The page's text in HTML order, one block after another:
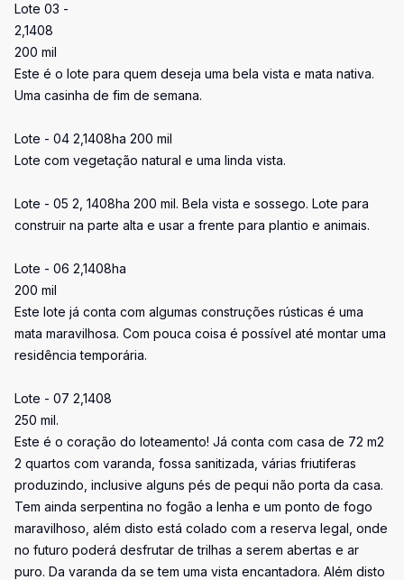
Lote 03 -
2,1408
200 mil
Este é o lote para quem deseja uma bela vista e mata nativa.
Uma casinha de fim de semana.
Lote - 04 2,1408ha 200 mil
Lote com vegetação natural e uma linda vista.
Lote - 05 2, 1408ha 200 mil. Bela vista e sossego. Lote para
construir na parte alta e usar a frente para plantio e animais.
Lote - 06 2,1408ha
200 mil
Este lote já conta com algumas construções rústicas é uma
mata maravilhosa. Com pouca coisa é possível até montar uma
residência temporária.
Lote - 07 2,1408
250 mil.
Este é o coração do loteamento! Já conta com casa de 72 m2
2 quartos com varanda, fossa sanitizada, várias friutiferas
produzindo, inclusive alguns pés de pequi não porta da casa.
Tem ainda serpentina no fogão a lenha e um ponto de fogo
maravilhoso, além disto está colado com a reserva legal, onde
no futuro poderá desfrutar de trilhas a serem abertas e ar
puro. Da varanda da se tem uma vista encantadora. Além disto